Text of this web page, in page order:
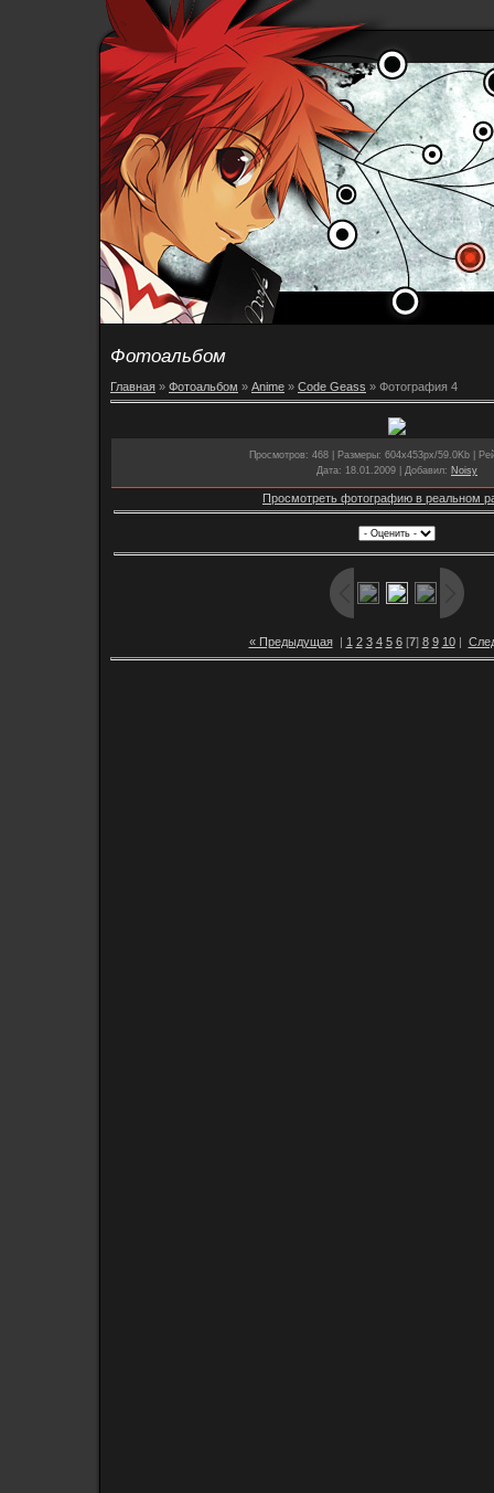
Фотоальбом
Главная » Фотоальбом » Anime » Code Geass » Фотография 4
Просмотров: 468 | Размеры: 604x453px/59.0Kb |
Дата: 18.01.2009 | Добавил: Noisy
Просмотреть фотографию в реальном
« Предыдущая| 1 2 3 4 5 6[7] 8 9 10|